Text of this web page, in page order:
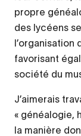
propre
des lycéens
l’organisation
favorisant
société du
J’aimerais
« généalogie,
la manière